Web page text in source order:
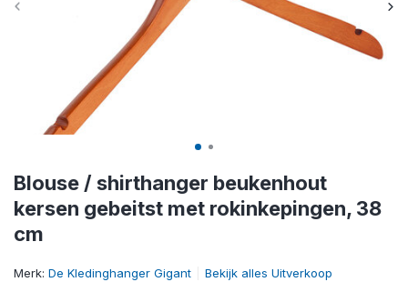
Blouse / shirthanger beukenhout
kersen gebeitst met rokinkepingen, 38
cm
Merk: De Kledinghanger Gigant Bekijk alles Uitverkoop